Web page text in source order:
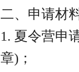
二、申请材
1. 夏令营申
章)；